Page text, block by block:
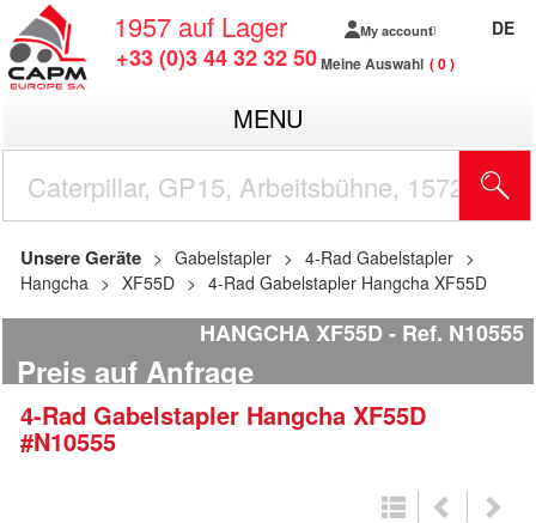
1957 auf Lager
+33 (0)3 44 32 32 50
My account
Meine Auswahl 0
DE
MENU
Unsere Geräte Gabelstapler
4-Rad Gabelstapler
Hangcha
XF55D 4-Rad Gabelstapler Hangcha XF55D
HANGCHA XF55D Ref. N10555
Preis auf Anfrage
4-Rad Gabelstapler Hangcha XF55D
#N10555